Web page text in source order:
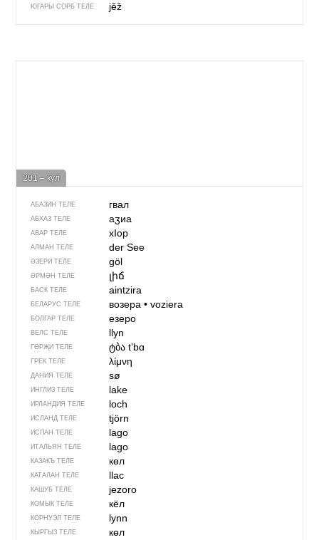
ЮГАРЫ СОРБ ТЕЛЕ jěž
201 – күл
АБАЗИН ТЕЛЕ гвал
АБХАЗ ТЕЛЕ аӡиа
АВАР ТЕЛЕ хIор
АЛМАН ТЕЛЕ der See
ӘЗЕРИ ТЕЛЕ göl
ӘРМӘН ТЕЛЕ լիճ
БАСК ТЕЛЕ aintzira
БЕЛАРУС ТЕЛЕ возера• voziera
БОЛГАР ТЕЛЕ езеро
ВЕЛС ТЕЛЕ llyn
ГӨРҖИ ТЕЛЕ ტბაtʼbɑ
ГРЕК ТЕЛЕ λίμνη
ДАНИЯ ТЕЛЕ sø
ИНГЛИЗ ТЕЛЕ lake
ИРЛАНДИЯ ТЕЛЕ loch
ИСЛАНД ТЕЛЕ tjörn
ИСПАН ТЕЛЕ lago
ИТАЛЬЯН ТЕЛЕ lago
КАЗАКЪ ТЕЛЕ көл
КАТАЛАН ТЕЛЕ llac
КАШУБ ТЕЛЕ jezoro
КОМЫК ТЕЛЕ кёл
КОРНУЭЛ ТЕЛЕ lynn
КЫРГЫЗ ТЕЛЕ көл